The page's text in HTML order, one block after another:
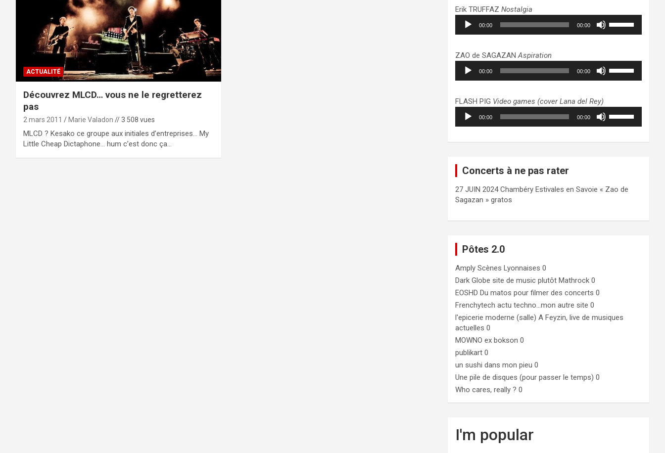
ACTUALITÉ
Découvrez MLCD… vous ne le regretterez
pas
2 mars 2011 Marie Valadon // 3 508 vues
MLCD ? Kesako ce groupe aux initiales d’entreprises… My
Little Cheap Dictaphone… hum c’est donc ça…
pour
augmenter
ou
volume.
Erik TRUFFAZNostalgia
Lecteur
audio
00:00 00:00
pour
augmenter
ou
volume.
ZAO de SAGAZANAspiration
Lecteur
audio
00:00 00:00
pour
augmenter
ou
FLASH PIG Video games (cover Lana del Rey)
Lecteur
audio
00:00 00:00
haut/bas
le
Concerts à ne pas rater
27 JUIN 2024 Chambéry Estivales en Savoie « Zao de
Sagazan » gratos
Pôtes 2.0
Amply Scènes Lyonnaises 0
Dark Globe site de music plutôt Mathrock 0
EOSHD Du matos pour filmer des concerts 0
Frenchytech actu techno…mon autre site 0
l'epicerie moderne (salle) A Feyzin, live de musiques
actuelles 0
MOWNO ex bokson 0
publikart 0
un sushi dans mon pieu 0
Une pile de disques (pour passer le temps) 0
Who cares, really ? 0
I'm popular